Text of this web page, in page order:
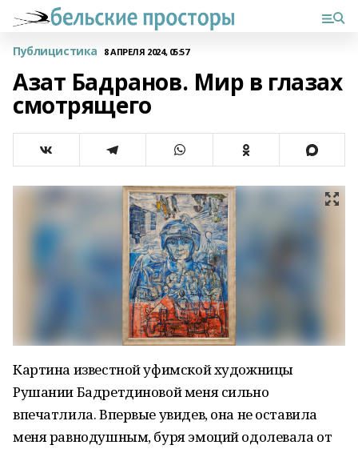
Публицистика 8 АПРЕЛЯ 2024, 05:57
Азат Бадранов. Мир в глазах
смотрящего
Картина известной уфимской художницы
Рушании Бадретдиновой меня сильно
впечатлила. Впервые увидев, она не оставила
меня равнодушным, буря эмоций одолевала от